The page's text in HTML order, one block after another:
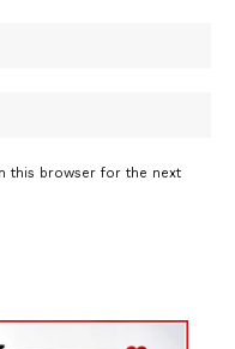
this browser for the next